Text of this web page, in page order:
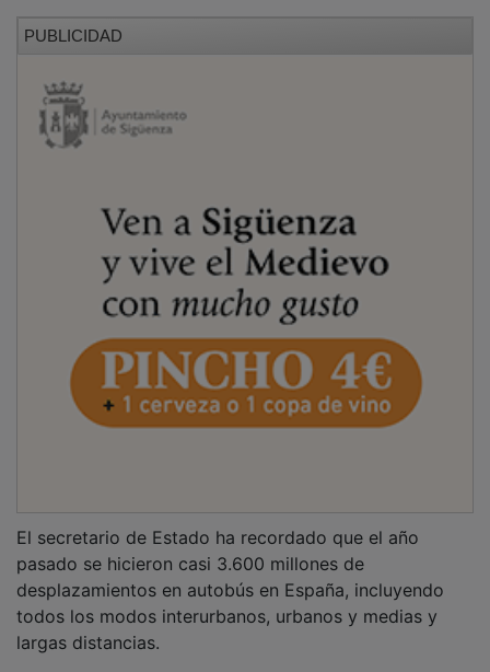
pasado se hicieron casi 3.600 millones de
desplazamientos en autobús en España, incluyendo
todos los modos interurbanos, urbanos y medias y
largas distancias.